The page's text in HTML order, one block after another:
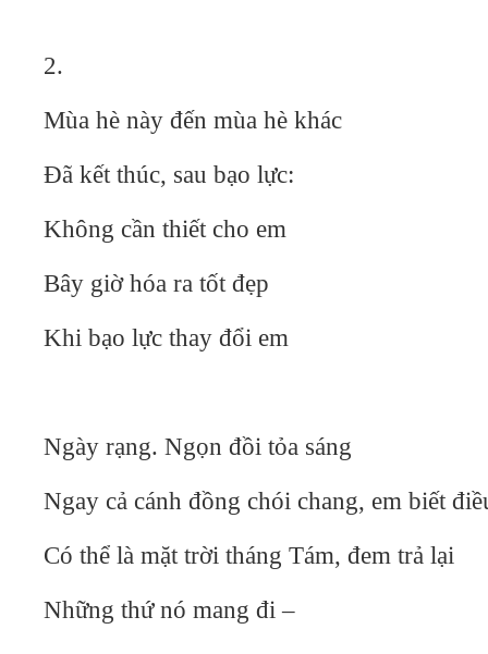
2.
Mùa hè này đến mùa hè khác
Đã kết thúc, sau bạo lực:
Không cần thiết cho em
Bây giờ hóa ra tốt đẹp
Khi bạo lực thay đổi em
Ngày rạng. Ngọn đồi tỏa sáng
Ngay cả cánh đồng chói chang, em biết
Có thể là mặt trời tháng Tám, đem trả lại
Những thứ nó mang đi –